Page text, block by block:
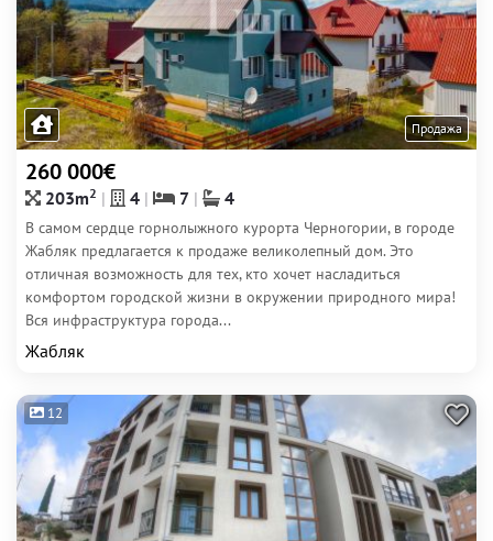
Продажа
260 000€
203m2 4 7 4
В самом сердце горнолыжного курорта Черногории, в городе
Жабляк предлагается к продаже великолепный дом. Это
отличная возможность для тех, кто хочет насладиться
комфортом городской жизни в окружении природного мира!
Вся инфраструктура города...
Жабляк
12